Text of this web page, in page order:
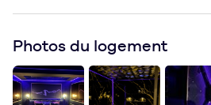
Photos du logement